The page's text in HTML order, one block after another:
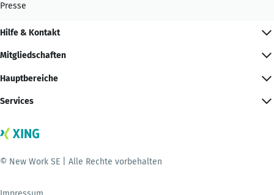
Presse
Hilfe & Kontakt
Mitgliedschaften
Hauptbereiche
Services
© New Work SE | Alle Rechte vorbehalten